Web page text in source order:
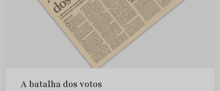
A batalha dos votos